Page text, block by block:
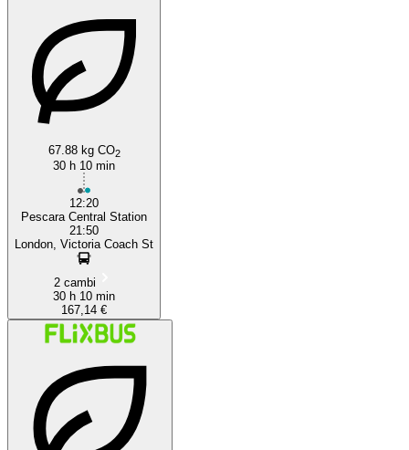
67.88 kg CO2
30 h 10 min
12:20
Pescara Central Station
21:50
London, Victoria Coach St
2 cambi
30 h 10 min
167,14 €